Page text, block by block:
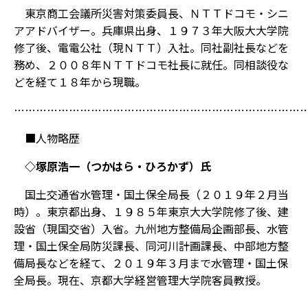
東京商工会議所災害対策委員長、ＮＴＴドコモ・シニ
アアドバイザー。兵庫県出身、１９７３年大阪大大学院
修了後、電電公社（現ＮＴＴ）入社。同社副社長などを
務め、２００８年ＮＴＴドコモ社長に就任。同相談役な
どを経て１８年から現職。
■人物略歴
◇塚原浩一（つかはら・ひろかず）氏
国土交通省水管理・国土保全局長（２０１９年２月当
時）。東京都出身、１９８５年東京大大学院修了後、建
設省（現国交省）入省。九州地方整備局企画部長、水管
理・国土保全局防災課長、同河川計画課長、中部地方整
備局長などを経て、２０１９年３月まで水管理・国土保
全局長。現在、京都大学経営管理大学院客員教授。